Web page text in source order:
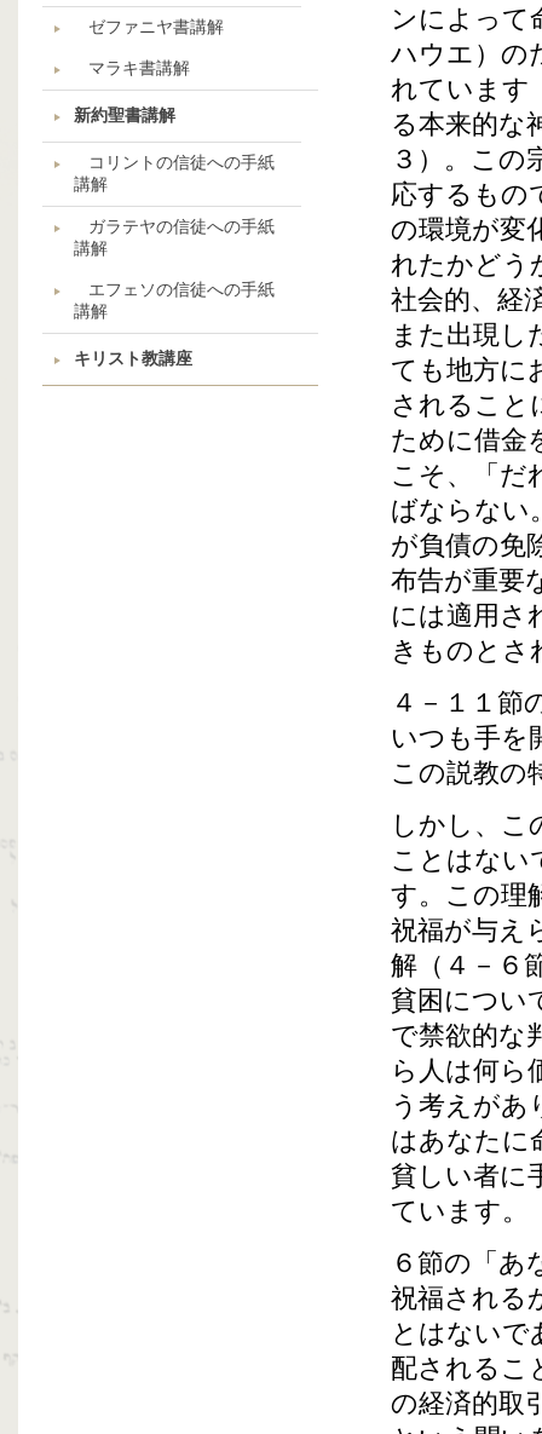
ゼファニヤ書講解
マラキ書講解
新約聖書講解
コリントの信徒への手紙
講解
ガラテヤの信徒への手紙
講解
エフェソの信徒への手紙
講解
キリスト教講座
ンによって
ハウエ）の
れています
る本来的な
３）。この
応するもの
の環境が変
れたかどう
社会的、経
また出現し
ても地方に
されること
ために借金
こそ、「だ
ばならない
が負債の免
布告が重要
には適用さ
きものとさ
４－１１節
いつも手を
この説教の
しかし、こ
ことはない
す。この理
祝福が与え
解（４－６
貧困につい
で禁欲的な
ら人は何ら
う考えがあ
はあなたに
貧しい者に
ています。
６節の「あ
祝福される
とはないで
配されるこ
の経済的取